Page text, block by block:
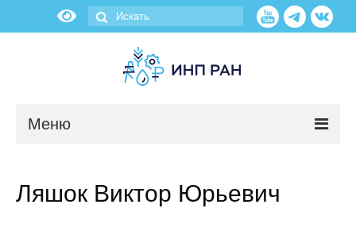
Меню
Ляшок Виктор Юрьевич